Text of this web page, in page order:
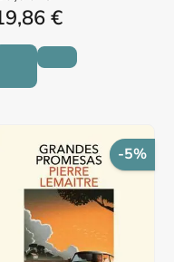
€
-5%